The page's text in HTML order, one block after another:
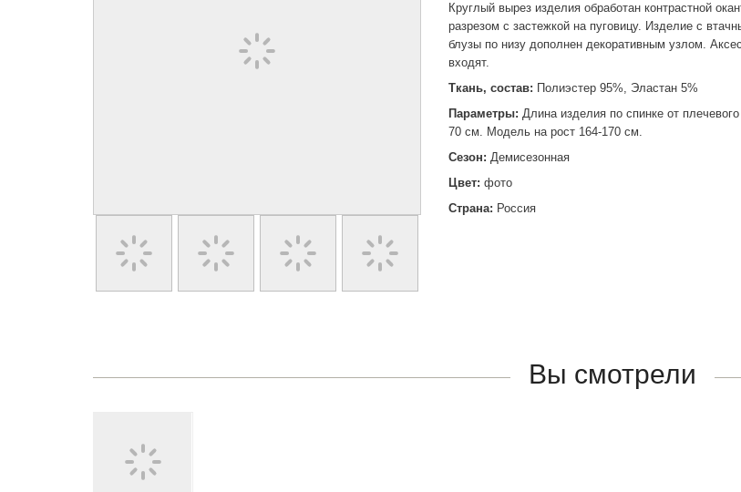
Круглый вырез изделия обработан контрастной
разрезом с застежкой на пуговицу. Изделие с
блузы по низу дополнен декоративным узлом.
входят.
Ткань, состав: Полиэстер 95%, Эластан 5%
Параметры: Длина изделия по спинке от
70 см. Модель на рост 164-170 см.
Сезон: Демисезонная
Цвет: фото
Страна: Россия
Вы смотрели